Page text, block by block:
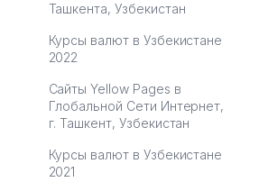
Ташкента, Узбекистан
Курсы валют в Узбекистане
2022
Сайты Yellow Pages в
Глобальной Сети Интернет,
г. Ташкент, Узбекистан
Курсы валют в Узбекистане
2021